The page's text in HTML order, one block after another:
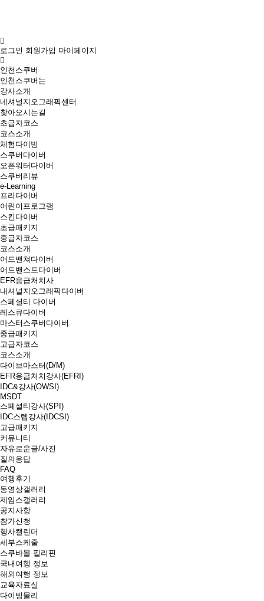
로그인 회원가입 마이페이지
인천스쿠버
인천스쿠버는
강사소개
네셔널지오그래픽센터
찾아오시는길
초급자코스
코스소개
체험다이빙
스쿠버다이버
오픈워터다이버
스쿠버리뷰
e-Learning
프리다이버
어린이프로그램
스킨다이버
초급패키지
중급자코스
코스소개
어드밴쳐다이버
어드밴스드다이버
EFR응급처치사
내셔널지오그래픽다이버
스페셜티 다이버
레스큐다이버
마스터스쿠버다이버
중급패키지
고급자코스
코스소개
다이브마스터(D/M)
EFR응급처치강사(EFRI)
IDC&강사(OWSI)
MSDT
스페셜티강사(SPI)
IDC스텝강사(IDCSI)
고급패키지
커뮤니티
자유로운글/사진
질의응답
FAQ
여행후기
동영상갤러리
제임스갤러리
공지사항
참가신청
행사캘린더
세부스케줄
스쿠바몰 필리핀
국내여행 정보
해외여행 정보
교육자료실
다이빙물리